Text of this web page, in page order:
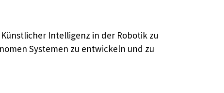
Intelligenz in der Robotik zu
Systemen zu entwickeln und zu